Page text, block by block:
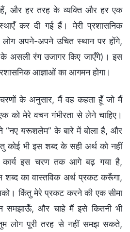
हैं, और हर तरह के व्यक्ति और हर एक
कर दी गई हैं। मेरी प्रशासनिक
अपने-अपने उचित स्थान पर होंगे,
असली रंग उजागर किए जाएँगे)। इस
आज्ञाओं का आगमन होगा।
के अनुसार, मैं वह कहता हूँ जो मैं
को मेरे वचन गंभीरता से लेने चाहिए।
“नए यरूशलेम” के बारे में बोला है, और
कोई भी इस शब्द के सही अर्थ को नहीं
इस चरण तक आगे बढ़ गया है,
शब्द का वास्तविक अर्थ प्रकट करूँगा,
किंतु मेरे प्रकट करने की एक सीमा
और चाहे मैं इसे कितनी भी
लोग पूरी तरह से नहीं समझ सकते,